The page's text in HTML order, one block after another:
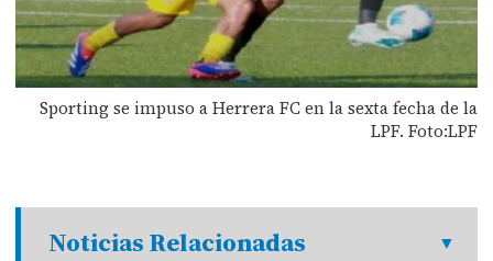
Sporting se impuso a Herrera FC en la sexta fecha de la
LPF. Foto:LPF
Noticias Relacionadas